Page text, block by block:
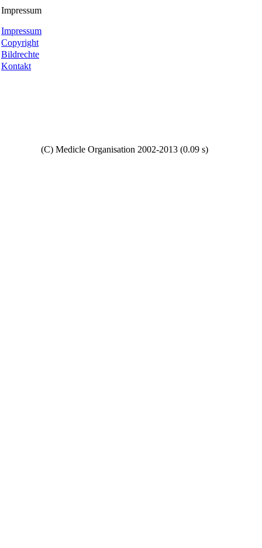
Impressum
Impressum
Copyright
Bildrechte
Kontakt
(C) Medicle Organisation 2002-2013 (0.09 s)